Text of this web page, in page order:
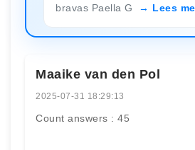
bravas Paella G
Lees
Maaike van den Pol
2025-07-31 18:29:13
Count answers : 45